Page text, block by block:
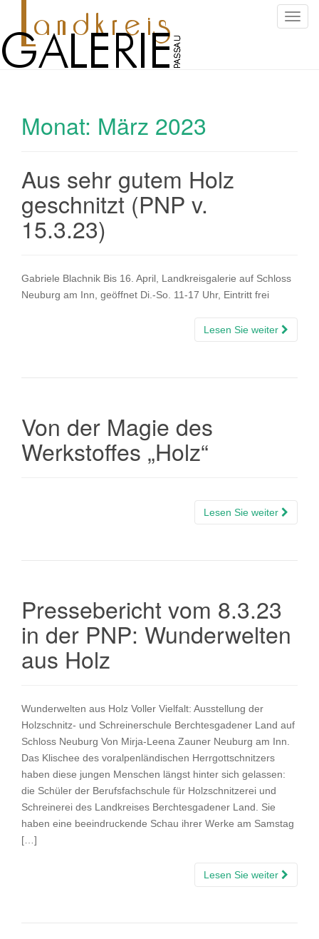
S
Monat: März 2023
Aus sehr gutem Holz
geschnitzt (PNP v.
15.3.23)
Gabriele Blachnik Bis 16. April, Landkreisgalerie auf Schloss
Neuburg am Inn, geöffnet Di.-So. 11-17 Uhr, Eintritt frei
Lesen Sie weiter
Von der Magie des
Werkstoffes „Holz“
Lesen Sie weiter
Pressebericht vom 8.3.23
in der PNP: Wunderwelten
aus Holz
Wunderwelten aus Holz Voller Vielfalt: Ausstellung der
Holzschnitz- und Schreinerschule Berchtesgadener Land auf
Schloss Neuburg Von Mirja-Leena Zauner Neuburg am Inn.
Das Klischee des voralpenländischen Herrgottschnitzers
haben diese jungen Menschen längst hinter sich gelassen:
die Schüler der Berufsfachschule für Holzschnitzerei und
Schreinerei des Landkreises Berchtesgadener Land. Sie
haben eine beeindruckende Schau ihrer Werke am Samstag
[…]
Lesen Sie weiter